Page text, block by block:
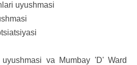
uyushmasi
va Mumbay 'D' Ward